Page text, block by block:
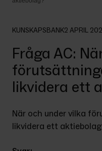
KUNSKAPSBANK2 APRIL
Fråga AC:
likvidera ett
När och under vilka
likvidera ett